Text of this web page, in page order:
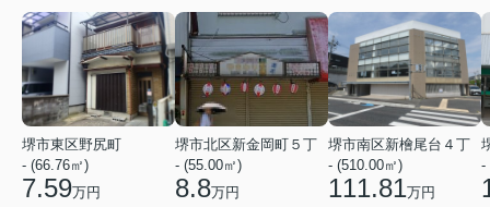
堺市東区野尻町
- (66.76㎡)
7.59万円
堺市北区新金岡町５丁
- (55.00㎡)
8.8万円
堺市南区新檜尾台４丁
- (510.00㎡)
111.81万円
-